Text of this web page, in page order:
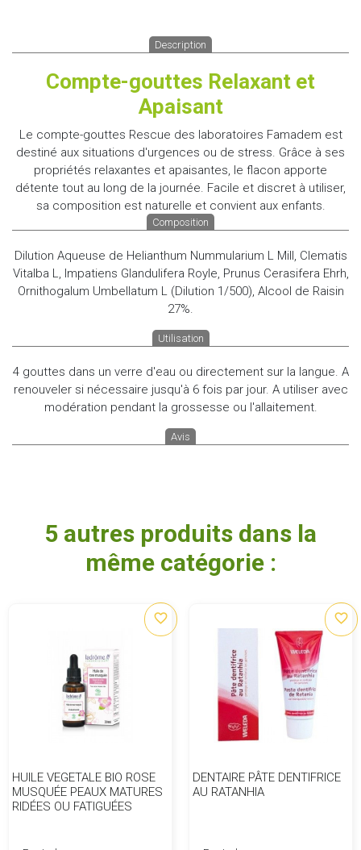
Description
Compte-gouttes Relaxant et
Apaisant
Le compte-gouttes Rescue des laboratoires Famadem est
destiné aux situations d'urgences ou de stress. Grâce à ses
propriétés relaxantes et apaisantes, le flacon apporte
détente tout au long de la journée. Facile et discret à utiliser,
sa composition est naturelle et convient aux enfants.
Composition
Dilution Aqueuse de Helianthum Nummularium L Mill, Clematis
Vitalba L, Impatiens Glandulifera Royle, Prunus Cerasifera Ehrh,
Ornithogalum Umbellatum L (Dilution 1/500), Alcool de Raisin
27%.
Utilisation
4 gouttes dans un verre d'eau ou directement sur la langue. A
renouveler si nécessaire jusqu'à 6 fois par jour. A utiliser avec
modération pendant la grossesse ou l'allaitement.
Avis
5 autres produits dans la
même catégorie :
HUILE VEGETALE BIO ROSE
MUSQUÉE PEAUX MATURES
RIDÉES OU FATIGUÉES
favorite_border
DENTAIRE PÂTE DENTIFRICE
AU RATANHIA
favorite_border